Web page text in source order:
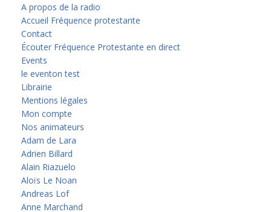
A propos de la radio
Accueil Fréquence protestante
Contact
Écouter Fréquence Protestante en direct
Events
le eventon test
Librairie
Mentions légales
Mon compte
Nos animateurs
Adam de Lara
Adrien Billard
Alain Riazuelo
Aloïs Le Noan
Andreas Lof
Anne Marchand